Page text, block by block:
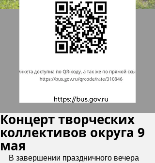
Концерт творческих
коллективов округа 9
мая
В завершении праздничного вечера